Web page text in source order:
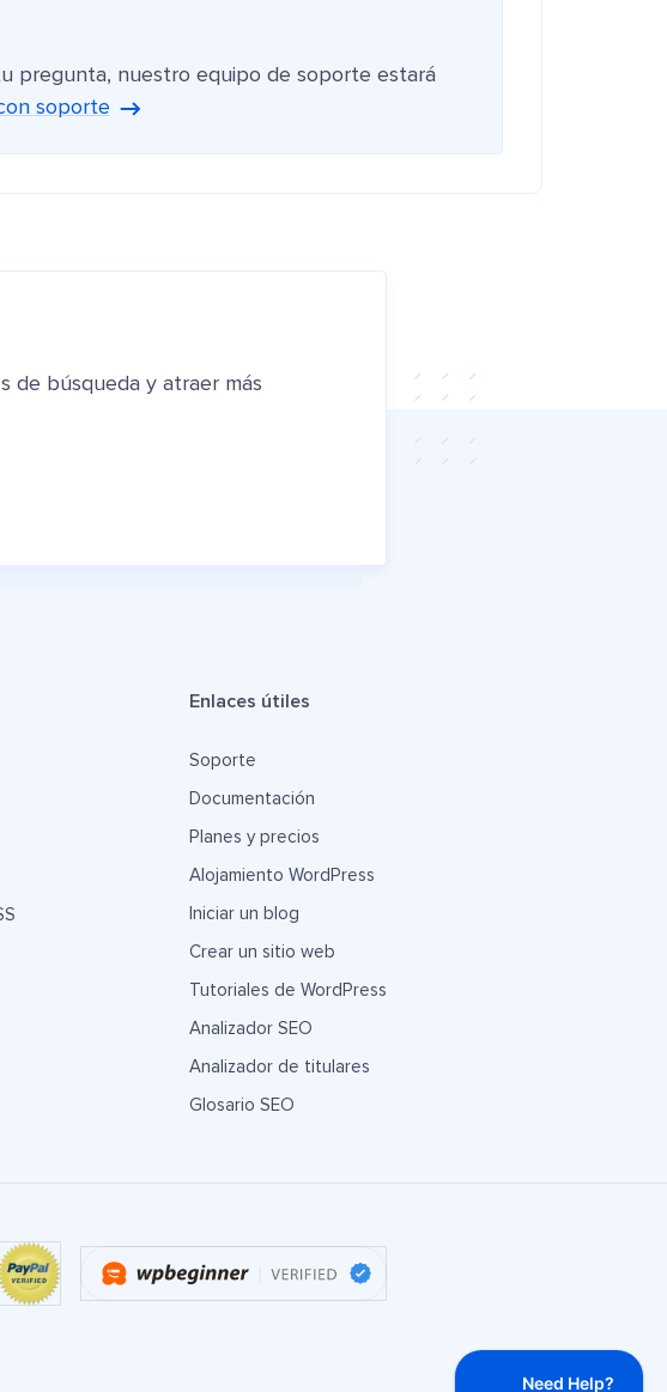
pregunta, nuestro equipo de soporte estará
soporte
de búsqueda y atraer más
Enlaces útiles
Soporte
Documentación
Planes y precios
Alojamiento WordPress
Iniciar un blog
Crear un sitio web
Tutoriales de WordPress
Analizador SEO
Analizador de titulares
Glosario SEO